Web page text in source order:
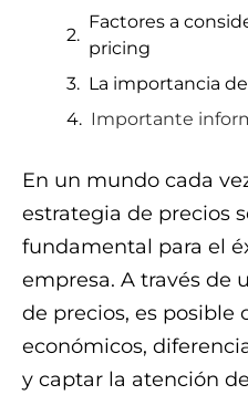
Factores a
pricing
La importancia
Importante
En un mundo cada
estrategia de precios
fundamental para el
empresa. A través de
de precios, es posible
económicos,
y captar la atención